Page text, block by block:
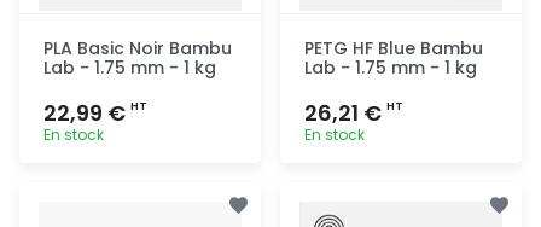
PLA Basic Noir Bambu
Lab - 1.75 mm - 1 kg
22,99 € HT
En stock
PETG HF Blue Bambu
Lab - 1.75 mm - 1 kg
26,21 € HT
En stock